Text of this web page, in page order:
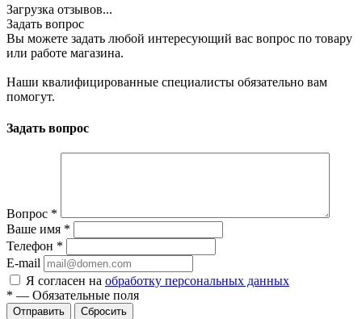
Загрузка отзывов...
Задать вопрос
Вы можете задать любой интересующий вас вопрос по товару
или работе магазина.
Наши квалифицированные специалисты обязательно вам
помогут.
Задать вопрос
Вопрос *
Ваше имя *
Телефон *
E-mail
Я согласен на обработку персональных данных
* — Обязательные поля
Сбросить